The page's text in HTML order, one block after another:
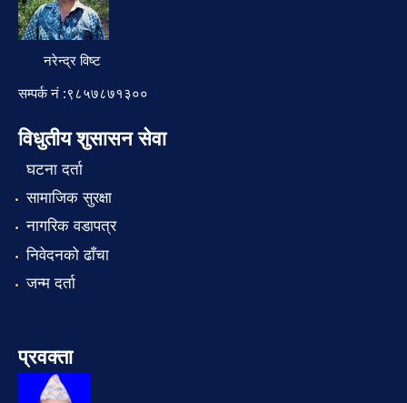
नरेन्द्र विष्ट
सम्पर्क नं :९८५७८७१३००
विधुतीय शुसासन सेवा
घटना दर्ता
सामाजिक सुरक्षा
नागरिक वडापत्र
निवेदनको ढाँचा
जन्म दर्ता
प्रवक्ता